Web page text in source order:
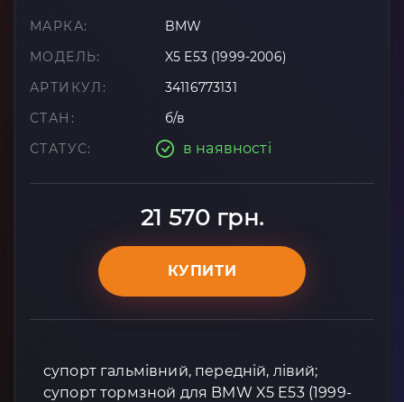
МАРКА:
BMW
МОДЕЛЬ:
X5 E53 (1999-2006)
АРТИКУЛ:
34116773131
СТАН:
б/в
СТАТУС:
в наявності
21 570 грн.
КУПИТИ
супорт гальмівний, передній, лівий;
супорт тормзной для BMW X5 E53 (1999-